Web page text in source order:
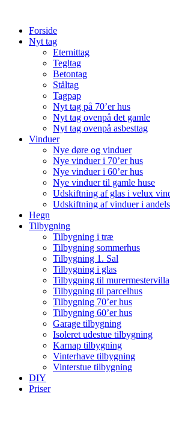
indholdForside
Nyt tag
Eternittag
Tegltag
Betontag
Ståltag
Tagpap
Nyt tag på 70’er hus
Nyt tag ovenpå det gamle
Nyt tag ovenpå asbesttag
Vinduer
Nye døre og vinduer
Nye vinduer i 70’er hus
Nye vinduer i 60’er hus
Nye vinduer til gamle huse
Udskiftning af glas i velux
Udskiftning af vinduer i
Hegn
Tilbygning
Tilbygning i træ
Tilbygning sommerhus
Tilbygning 1. Sal
Tilbygning i glas
Tilbygning til murermestervilla
Tilbygning til parcelhus
Tilbygning 70’er hus
Tilbygning 60’er hus
Garage tilbygning
Isoleret udestue tilbygning
Karnap tilbygning
Vinterhave tilbygning
Vinterstue tilbygning
DIY
Priser